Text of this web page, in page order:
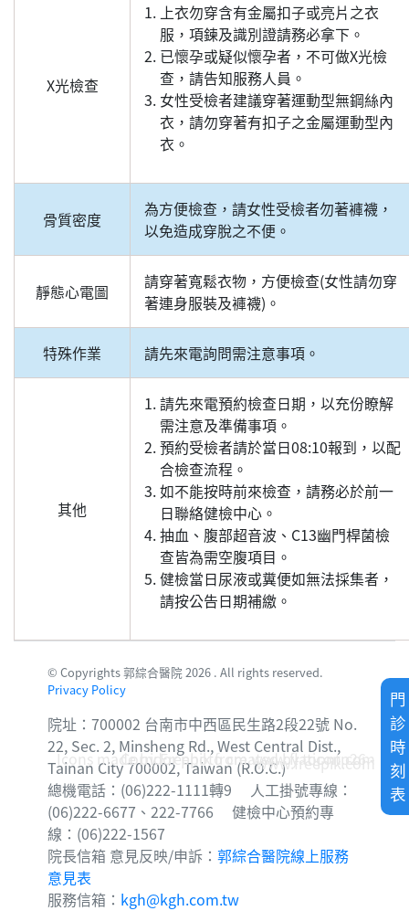
X光檢查
上衣勿穿含有金屬扣子或亮片之衣
服，項鍊及識別證請務必拿下。
已懷孕或疑似懷孕者，不可做X光檢
查，請告知服務人員。
女性受檢者建議穿著運動型無鋼絲內
衣，請勿穿著有扣子之金屬運動型內
衣。
骨質密度
為方便檢查，請女性受檢者勿著褲襪，
以免造成穿脫之不便。
靜態心電圖
請穿著寬鬆衣物，方便檢查(女性請勿穿
著連身服裝及褲襪)。
特殊作業 請先來電詢問需注意事項。
其他
請先來電預約檢查日期，以充份瞭解
需注意及準備事項。
預約受檢者請於當日08:10報到，以配
合檢查流程。
如不能按時前來檢查，請務必於前一
日聯絡健檢中心。
抽血、腹部超音波、C13幽門桿菌檢
查皆為需空腹項目。
健檢當日尿液或糞便如無法採集者，
請按公告日期補繳。
© Copyrights 郭綜合醫院 2026 . All rights reserved.
Privacy Policy
院址：700002 台南市中西區民生路2段22號 No.
22, Sec. 2, Minsheng Rd., West Central Dist.,
Tainan City 700002, Taiwan (R.O.C.)
總機電話：(06)222-1111轉9 人工掛號專線：
(06)222-6677、222-7766 健檢中心預約專
線：(06)222-1567
院長信箱 意見反映/申訴：郭綜合醫院線上服務
意見表
服務信箱： kgh@kgh.com.tw
Icons made byFreepikfromwww.flaticon.com
Corridor photo created by topntp26 -
www.freepik.com
門
診
時
刻
表